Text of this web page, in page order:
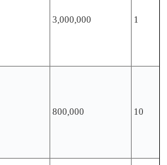
3,000,000 1
800,000 10